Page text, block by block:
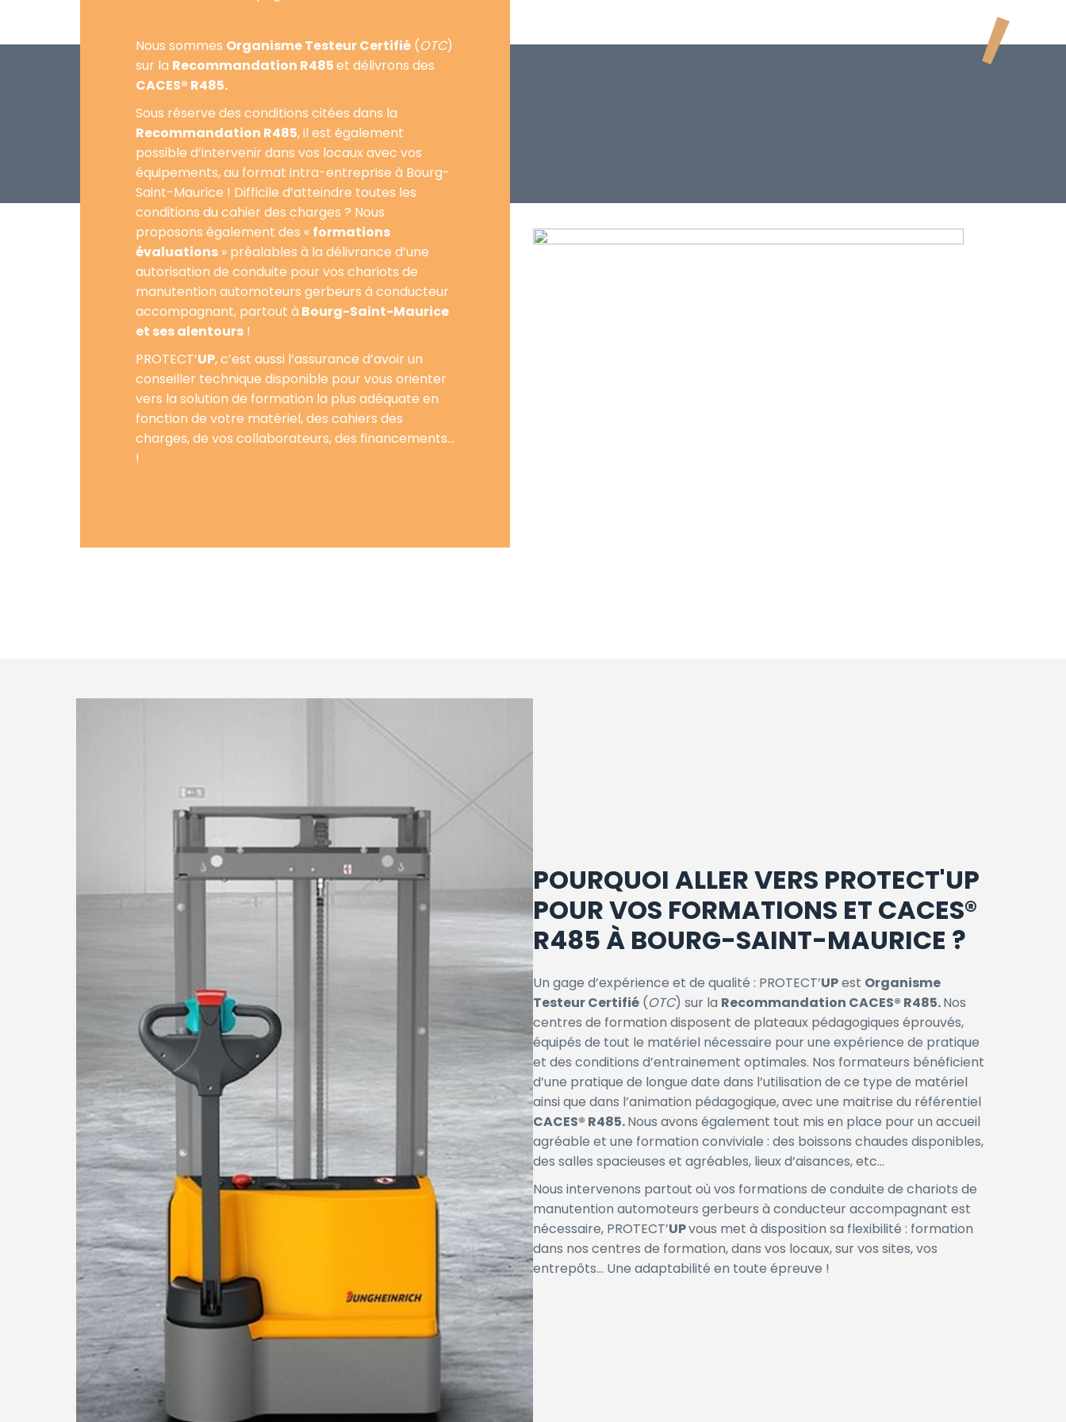
Nous sommes Organisme Testeur Certifié(OTC)
sur la Recommandation R485et délivrons des
CACES® R485.
Sous réserve des conditions citées dans la
Recommandation R485, il est également
possible d’intervenir dans vos locaux avec vos
équipements, au format intra-entreprise à Bourg-
Saint-Maurice ! Difficile d’atteindre toutes les
conditions du cahier des charges ? Nous
proposons également des « formations
évaluations» préalables à la délivrance d’une
autorisation de conduite pour vos chariots de
manutention automoteurs gerbeurs à conducteur
accompagnant, partout à Bourg-Saint-Maurice
et ses alentours!
PROTECT’UP, c’est aussi l’assurance d’avoir un
conseiller technique disponible pour vous orienter
vers la solution de formation la plus adéquate en
fonction de votre matériel, des cahiers des
charges, de vos collaborateurs, des financements…
!
POURQUOI ALLER VERS PROTECT'UP
POUR VOS FORMATIONS ET CACES®
R485 À BOURG-SAINT-MAURICE ?
Un gage d’expérience et de qualité : PROTECT’UPest Organisme
Testeur Certifié (OTC) sur la Recommandation CACES® R485.Nos
centres de formation disposent de plateaux pédagogiques éprouvés,
équipés de tout le matériel nécessaire pour une expérience de pratique
et des conditions d’entrainement optimales. Nos formateurs bénéficient
d’une pratique de longue date dans l’utilisation de ce type de matériel
ainsi que dans l’animation pédagogique, avec une maitrise du référentiel
CACES® R485.Nous avons également tout mis en place pour un accueil
agréable et une formation conviviale : des boissons chaudes disponibles,
des salles spacieuses et agréables, lieux d’aisances, etc…
Nous intervenons partout où vos formations de conduite de chariots de
manutention automoteurs gerbeurs à conducteur accompagnant est
nécessaire, PROTECT’UPvous met à disposition sa flexibilité : formation
dans nos centres de formation, dans vos locaux, sur vos sites, vos
entrepôts… Une adaptabilité en toute épreuve !